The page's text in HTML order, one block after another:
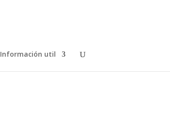
Información util